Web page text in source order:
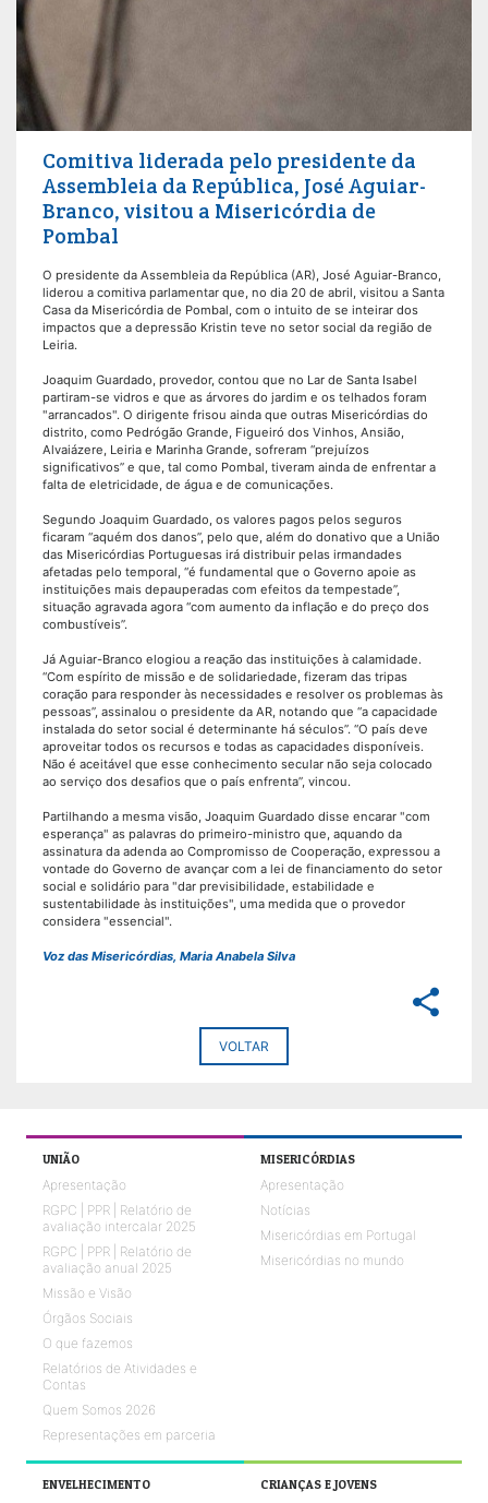
Comitiva liderada pelo presidente da
Assembleia da República, José Aguiar-
Branco, visitou a Misericórdia de
Pombal
O presidente da Assembleia da República (AR), José Aguiar-Branco,
liderou a comitiva parlamentar que, no dia 20 de abril, visitou a Santa
Casa da Misericórdia de Pombal, com o intuito de se inteirar dos
impactos que a depressão Kristin teve no setor social da região de
Leiria.
Joaquim Guardado, provedor, contou que no Lar de Santa Isabel
partiram-se vidros e que as árvores do jardim e os telhados foram
"arrancados". O dirigente frisou ainda que outras Misericórdias do
distrito, como Pedrógão Grande, Figueiró dos Vinhos, Ansião,
Alvaiázere, Leiria e Marinha Grande, sofreram “prejuízos
significativos” e que, tal como Pombal, tiveram ainda de enfrentar a
falta de eletricidade, de água e de comunicações.
Segundo Joaquim Guardado, os valores pagos pelos seguros
ficaram “aquém dos danos”, pelo que, além do donativo que a União
das Misericórdias Portuguesas irá distribuir pelas irmandades
afetadas pelo temporal, “é fundamental que o Governo apoie as
instituições mais depauperadas com efeitos da tempestade”,
situação agravada agora “com aumento da inflação e do preço dos
combustíveis”.
Já Aguiar-Branco elogiou a reação das instituições à calamidade.
“Com espírito de missão e de solidariedade, fizeram das tripas
coração para responder às necessidades e resolver os problemas às
pessoas”, assinalou o presidente da AR, notando que “a capacidade
instalada do setor social é determinante há séculos”. “O país deve
aproveitar todos os recursos e todas as capacidades disponíveis.
Não é aceitável que esse conhecimento secular não seja colocado
ao serviço dos desafios que o país enfrenta”, vincou.
Partilhando a mesma visão, Joaquim Guardado disse encarar "com
esperança" as palavras do primeiro-ministro que, aquando da
assinatura da adenda ao Compromisso de Cooperação, expressou a
vontade do Governo de avançar com a lei de financiamento do setor
social e solidário para "dar previsibilidade, estabilidade e
sustentabilidade às instituições", uma medida que o provedor
considera "essencial".
Voz das Misericórdias, Maria Anabela Silva
share
VOLTAR
UNIÃO
Apresentação
RGPC | PPR | Relatório de
avaliação intercalar 2025
RGPC | PPR | Relatório de
avaliação anual 2025
Missão e Visão
Órgãos Sociais
O que fazemos
Relatórios de Atividades e
Contas
Quem Somos 2026
Representações em parceria
MISERICÓRDIAS
Apresentação
Notícias
Misericórdias em Portugal
Misericórdias no mundo
ENVELHECIMENTO CRIANÇAS E JOVENS